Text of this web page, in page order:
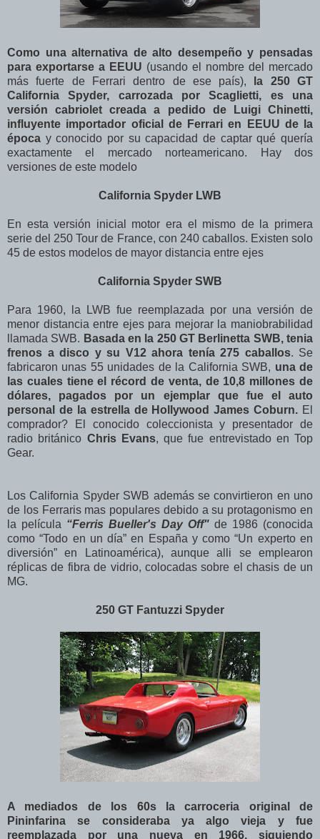
Como una alternativa de alto desempeño y pensadas
para exportarse a EEUU (usando el nombre del mercado
más fuerte de Ferrari dentro de ese país),
la 250 GT
California Spyder, carrozada por Scaglietti, es una
versión cabriolet creada a pedido de Luigi Chinetti,
influyente importador oficial de Ferrari en EEUU de la
época y conocido por su capacidad de captar qué quería
exactamente el mercado norteamericano. Hay dos
versiones de este modelo
California Spyder LWB
En esta versión inicial motor era el mismo de la primera
serie del 250 Tour de France, con 240 caballos. Existen solo
45 de estos modelos de mayor distancia entre ejes
California Spyder SWB
Para 1960, la LWB fue reemplazada por una versión de
menor distancia entre ejes para mejorar la maniobrabilidad
llamada SWB. Basada en la 250 GT Berlinetta SWB, tenia
frenos a disco y su V12 ahora tenía 275 caballos. Se
fabricaron unas 55 unidades de la California SWB, una de
las cuales tiene el récord de venta, de 10,8 millones de
dólares, pagados por un ejemplar que fue el auto
personal de la estrella de Hollywood James Coburn. El
comprador? El conocido coleccionista
y presentador de
radio británico Chris Evans, que fue entrevistado en Top
Gear.
Los California Spyder SWB además se convirtieron en uno
de los Ferraris mas populares debido a su protagonismo en
la película “Ferris Bueller's Day Off" de 1986 (conocida
como “Todo en un día” en España y como “Un experto en
diversión” en Latinoamérica), aunque alli se emplearon
réplicas de fibra de vidrio, colocadas sobre el chasis de un
MG.
250 GT Fantuzzi Spyder
A mediados de los 60s la carroceria original de
Pininfarina se consideraba ya algo vieja y fue
reemplazada por una nueva en 1966, siguiendo